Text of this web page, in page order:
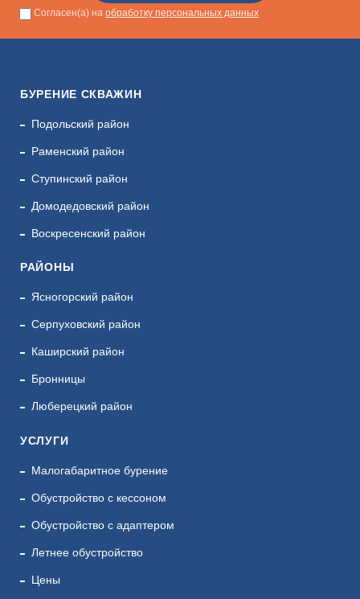
Согласен(а) на обработку персональных данных
БУРЕНИЕ СКВАЖИН
Подольский район
Раменский район
Ступинский район
Домодедовский район
Воскресенский район
РАЙОНЫ
Ясногорский район
Серпуховский район
Каширский район
Бронницы
Люберецкий район
УСЛУГИ
Малогабаритное бурение
Обустройство с кессоном
Обустройство с адаптером
Летнее обустройство
Цены